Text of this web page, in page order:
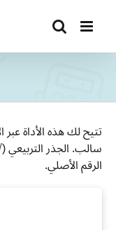
تتيح لك هذه الأداة
سالب. الجذر
الرقم الأصلي.